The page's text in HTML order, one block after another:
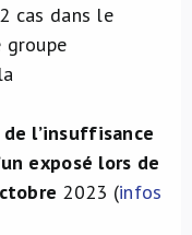
cas dans le
groupe
l’insuffisance
exposé lors de
2023 (infos